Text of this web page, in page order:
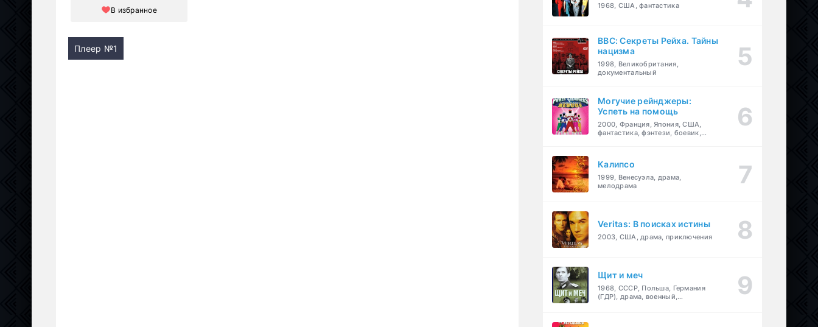
В избранное
Плеер №1
1968, США, фантастика
BBC: Секреты Рейха. Тайны
нацизма
1998, Великобритания,
документальный
Могучие рейнджеры:
Успеть на помощь
2000, Франция, Япония, США,
фантастика, фэнтези, боевик,
Калипсо
1999, Венесуэла, драма,
мелодрама
Veritas: В поисках истины
2003, США, драма, приключения
Щит и меч
1968, СССР, Польша, Германия
(ГДР), драма, военный,